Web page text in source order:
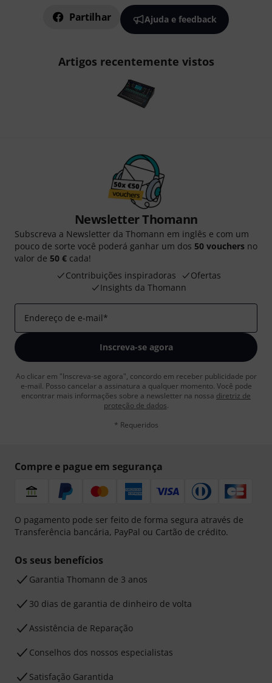
Partilhar Ajuda e feedback
Artigos recentemente vistos
Newsletter Thomann
Subscreva a Newsletter da Thomann em inglês e com um
pouco de sorte você poderá ganhar um dos 50 vouchers no
valor de 50 € cada!
Contribuições inspiradoras
Ofertas
Insights da Thomann
Endereço de e-mail*
Inscreva-se agora
Ao clicar em "Inscreva-se agora", concordo em receber publicidade por
e-mail. Posso cancelar a assinatura a qualquer momento. Você pode
encontrar mais informações sobre a newsletter na nossa diretriz de
proteção de dados.
* Requeridos
Compre e pague em segurança
O pagamento pode ser feito de forma segura através de
Transferência bancária, PayPal ou Cartão de crédito.
Os seus benefícios
Garantia Thomann de 3 anos
30 dias de garantia de dinheiro de volta
Assistência de Reparação
Conselhos dos nossos especialistas
Satisfação Garantida